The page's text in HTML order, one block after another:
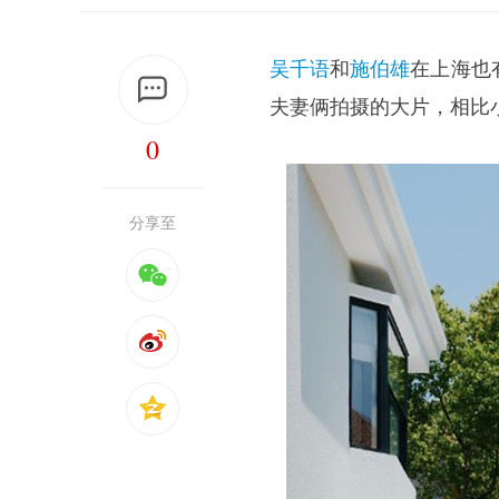
0
分享至
吴千语和施伯雄在上海也
夫妻俩拍摄的大片，相比